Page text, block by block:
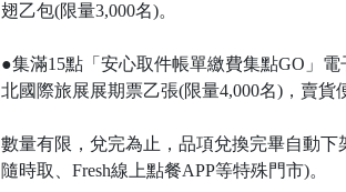
翅乙包(限量3,000名)。
●集滿15點「安心取件帳單繳費集點GO」
北國際旅展展期票乙張(限量4,000名)，賣貨
數量有限，兌完為止，品項兌換完畢自動
隨時取、Fresh線上點餐APP等特殊門市)。